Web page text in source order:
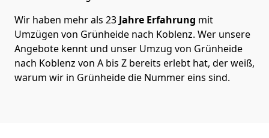
Wir haben mehr als 23 Jahre Erfahrung mit
Umzügen von Grünheide nach Koblenz. Wer unsere
Angebote kennt und unser Umzug von Grünheide
nach Koblenz von A bis Z bereits erlebt hat, der weiß,
warum wir in Grünheide die Nummer eins sind.